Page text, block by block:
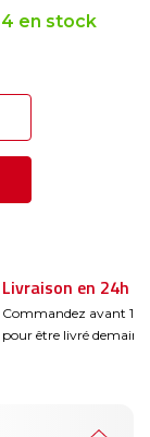
4 en stock
Livraison en 24h
Commandez avant 14h
pour être livré demain !